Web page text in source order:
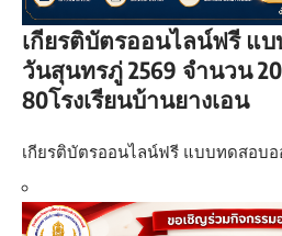
เกียรติบัตรออนไลน์ฟรี แ
วันสุนทรภู่ 2569 จำนวน
80โรงเรียนบ้านยางเอน
เกียรติบัตรออนไลน์ฟรี แบบทดสอบ